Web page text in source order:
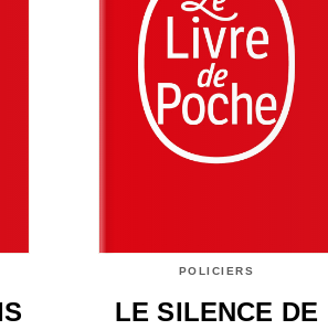
POLICIERS
LE SILENCE DE